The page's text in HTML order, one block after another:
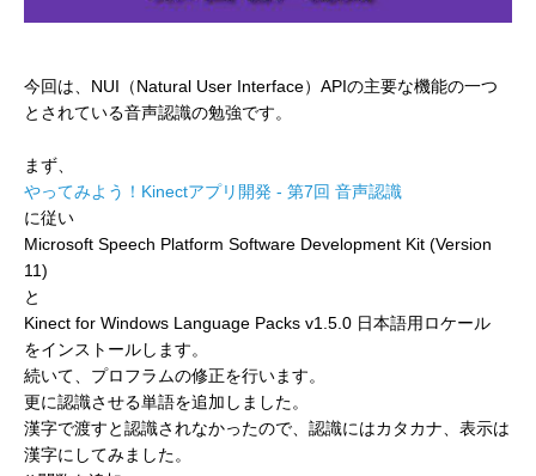
今回は、NUI（Natural User Interface）APIの主要な機能の一つ
とされている音声認識の勉強です。
まず、
やってみよう！Kinectアプリ開発 - 第7回 音声認識
に従い
Microsoft Speech Platform Software Development Kit (Version
11)
と
Kinect for Windows Language Packs v1.5.0 日本語用ロケール
をインストールします。
続いて、プロフラムの修正を行います。
更に認識させる単語を追加しました。
漢字で渡すと認識されなかったので、認識にはカタカナ、表示は
漢字にしてみました。